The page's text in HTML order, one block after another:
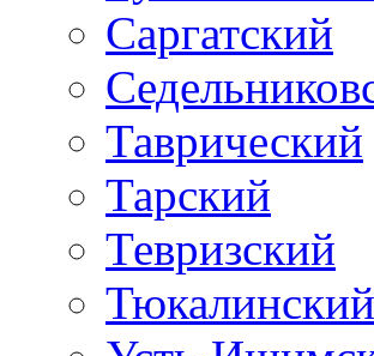
Саргатский
Таврический
Тарский
Тевризский
Тюкалинский